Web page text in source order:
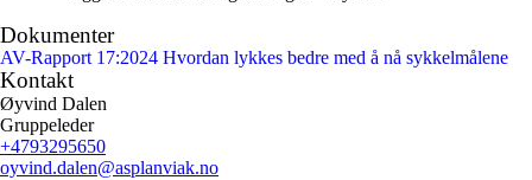
Dokumenter
AV-Rapport 17:2024 Hvordan lykkes bedre med å nå sykkelmålene
Kontakt
Øyvind Dalen
Gruppeleder
+4793295650
oyvind.dalen@asplanviak.no